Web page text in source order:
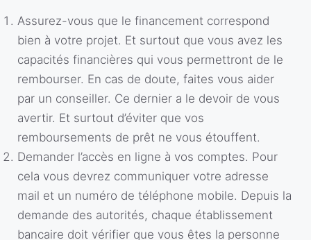
Assurez-vous que le financement correspond
bien à votre projet. Et surtout que vous avez les
capacités financières qui vous permettront de le
rembourser. En cas de doute, faites vous aider
par un conseiller. Ce dernier a le devoir de vous
avertir. Et surtout d’éviter que vos
remboursements de prêt ne vous étouffent.
Demander l’accès en ligne à vos comptes. Pour
cela vous devrez communiquer votre adresse
mail et un numéro de téléphone mobile. Depuis la
demande des autorités, chaque établissement
bancaire doit vérifier que vous êtes la personne